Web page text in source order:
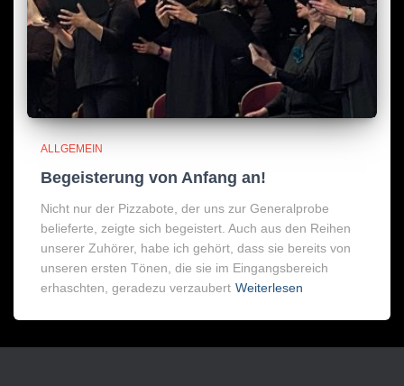
ALLGEMEIN
Begeisterung von Anfang an!
Nicht nur der Pizzabote, der uns zur Generalprobe
belieferte, zeigte sich begeistert. Auch aus den Reihen
unserer Zuhörer, habe ich gehört, dass sie bereits von
unseren ersten Tönen, die sie im Eingangsbereich
erhaschten, geradezu verzaubert Weiterlesen